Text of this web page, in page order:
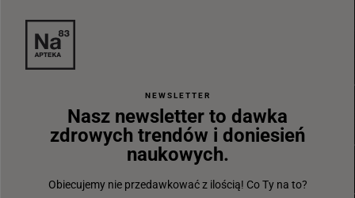
NEWSLETTER
Nasz newsletter to dawka
zdrowych trendów i doniesień
naukowych.
Obiecujemy nie przedawkować z ilością! Co Ty na to?